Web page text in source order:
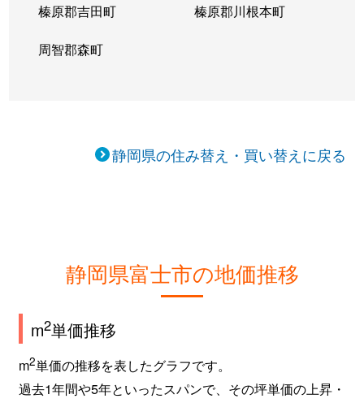
榛原郡吉田町 榛原郡川根本町
周智郡森町
静岡県の住み替え・買い替えに戻る
静岡県富士市の地価推移
m2単価推移
m2単価の推移を表したグラフです。
過去1年間や5年といったスパンで、その坪単価の上昇・